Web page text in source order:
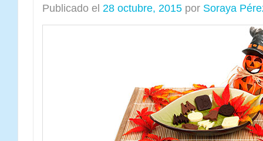
Publicado el 28 octubre, 2015 por Soraya